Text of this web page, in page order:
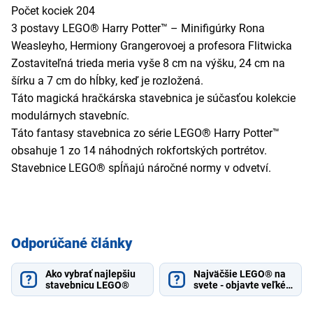
Počet kociek 204
3 postavy LEGO® Harry Potter™ – Minifigúrky Rona
Weasleyho, Hermiony Grangerovoej a profesora Flitwicka
Zostaviteľná trieda meria vyše 8 cm na výšku, 24 cm na
šírku a 7 cm do hĺbky, keď je rozložená.
Táto magická hračkárska stavebnica je súčasťou kolekcie
modulárnych stavebníc.
Táto fantasy stavebnica zo série LEGO® Harry Potter™
obsahuje 1 zo 14 náhodných rokfortských portrétov.
Stavebnice LEGO® spĺňajú náročné normy v odvetví.
Odporúčané články
Ako vybrať najlepšiu
stavebnicu LEGO®
Najväčšie LEGO® na
svete - objavte veľké
stavebnice pre malých